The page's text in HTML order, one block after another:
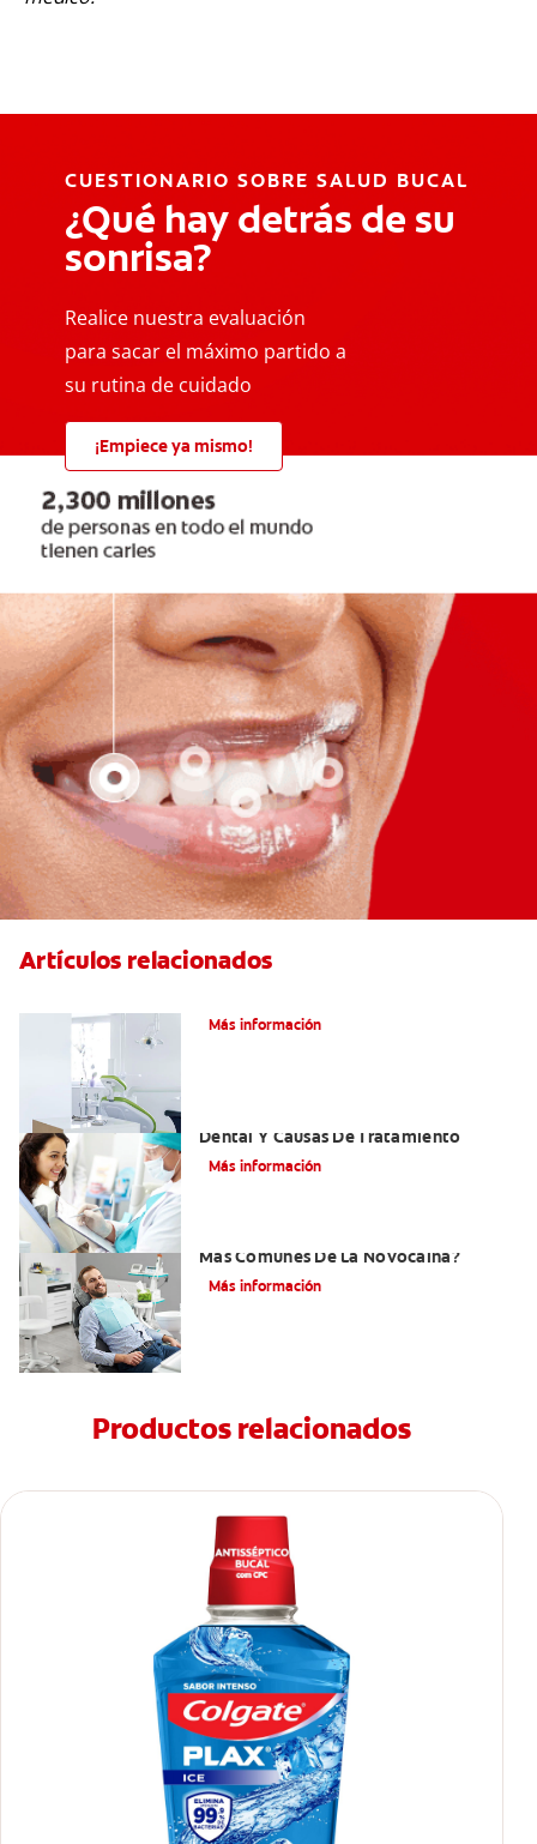
CUESTIONARIO SOBRE SALUD BUCAL
¿Qué hay detrás de su
sonrisa?
Realice nuestra evaluación
para sacar el máximo partido a
su rutina de cuidado
¡Empiece ya mismo!
Artículos relacionados
Más información
Dental Y Causas De Tratamiento
Más información
Más Comunes De La Novocaína?
Más información
Productos relacionados